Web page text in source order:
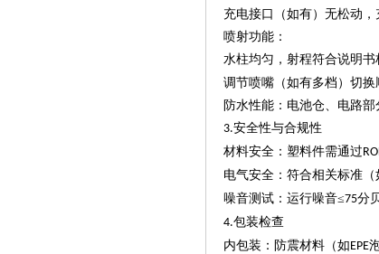
充电接口（如有）无松动，
喷射功能：
水柱均匀，射程符合说明书
调节喷嘴（如有多档）切换
防水性能：电池仓、电路
3.安全性与合规性
材料安全：塑料件需通过
电气安全：符合相关标准（
噪音测试：运行噪音≤75分
4.包装检查
内包装：防震材料（如EPE